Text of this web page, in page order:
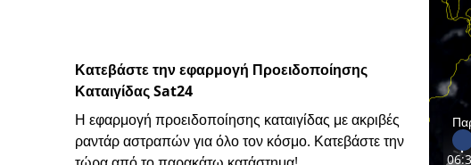
Κατεβάστε την εφαρμογή Προειδοποίησης
Καταιγίδας Sat24
Η εφαρμογή προειδοποίησης καταιγίδας με ακριβές
ραντάρ αστραπών για όλο τον κόσμο. Κατεβάστε την